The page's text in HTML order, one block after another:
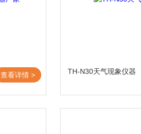
查看详情 > TH-N30天气现象仪器